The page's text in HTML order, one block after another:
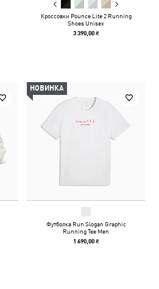
Кроссовки Pounce Lite 2 Running
Shoes Unisex
3 390,00 ₴
НОВИНКА
Футболка Run Slogan Graphic
Running Tee Men
1 690,00 ₴